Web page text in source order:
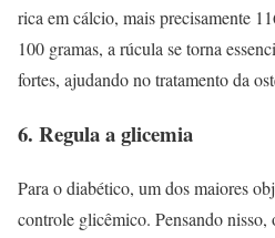
rica em cálcio, mais precisamente
100 gramas, a rúcula se torna
fortes, ajudando no tratamento da
6. Regula a glicemia
Para o diabético, um dos maiores
controle glicêmico. Pensando nisso,